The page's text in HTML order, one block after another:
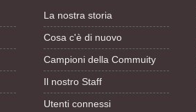
La nostra storia
Cosa c'è di nuovo
Campioni della Commuity
Il nostro Staff
Utenti connessi